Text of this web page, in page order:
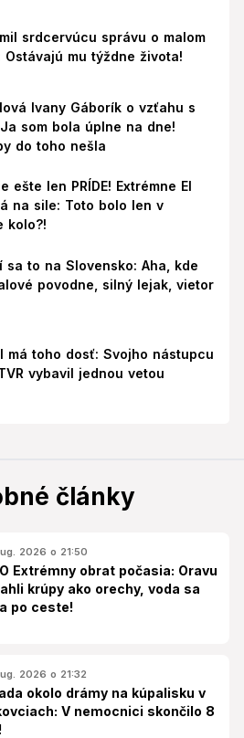
srdcervúcu správu o malom
Ostávajú mu týždne života!
Ivany Gáborík o vzťahu s
som bola úplne na dne!
do toho nešla
ešte len PRÍDE! Extrémne El
na sile: Toto bolo len v
kolo?!
sa to na Slovensko: Aha, kde
povodne, silný lejak, vietor
má toho dosť: Svojho nástupcu
vybavil jednou vetou
články
2026 o 21:50
Extrémny obrat počasia: Oravu
krúpy ako orechy, voda sa
po ceste!
2026 o 21:32
okolo drámy na kúpalisku v
V nemocnici skončilo 8